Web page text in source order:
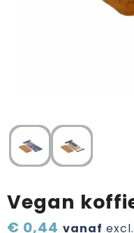
Wijn, bier en
Zomerpakketten
Vegan
€ 0,44 vanaf